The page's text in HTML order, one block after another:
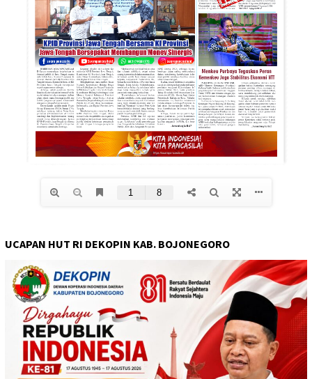
UCAPAN HUT RI DEKOPIN KAB. BOJONEGORO